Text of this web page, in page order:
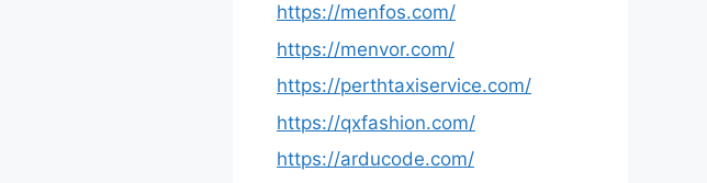
https://menfos.com/
https://menvor.com/
https://perthtaxiservice.com/
https://qxfashion.com/
https://arducode.com/